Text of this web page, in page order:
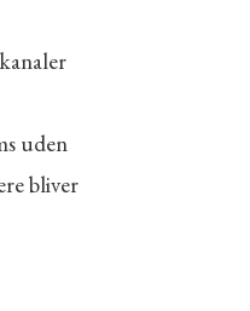
uden
bliver